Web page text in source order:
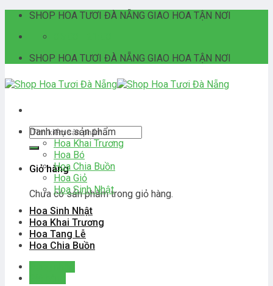
Skip
content
SHOP HOA TƯƠI ĐÀ NẴNG GIAO HOA TẬN NƠI
SHOP HOA TƯƠI ĐÀ NẴNG GIAO HOA TẬN NƠI
Tìm
kiếm:
Giỏ hàng
Chưa có sản phẩm trong giỏ hàng.
Danh mục sản phẩm
Hoa Khai Trương
Hoa Bó
Hoa Chia Buồn
Hoa Giỏ
Hoa Sinh Nhật
Hoa Sinh Nhật
Hoa Khai Trương
Hoa Tang Lễ
Hoa Chia Buồn